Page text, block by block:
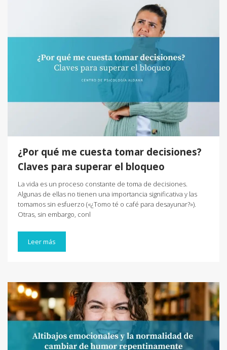
¿Por qué me cuesta tomar decisiones?
Claves para superar el bloqueo
La vida es un proceso constante de toma de decisiones.
Algunas de ellas no tienen una importancia significativa y las
tomamos sin esfuerzo («¿Tomo té o café para desayunar?»).
Otras, sin embargo, conl
Leer más